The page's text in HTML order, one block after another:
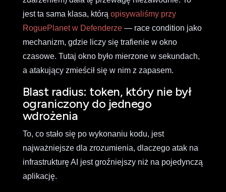
jest ta sama klasa, którą opisywaliśmy przy
RoguePlanet w Defenderze— race condition jako
mechanizm, gdzie liczy się trafienie w okno
czasowe. Tutaj okno było mierzone w sekundach,
a atakujący zmieścił się w nim z zapasem.
Blast radius: token, który nie był
ograniczony do jednego
wdrożenia
To, co stało się po wykonaniu kodu, jest
najważniejsze dla zrozumienia, dlaczego atak na
infrastrukturę AI jest groźniejszy niż na pojedynczą
aplikację.